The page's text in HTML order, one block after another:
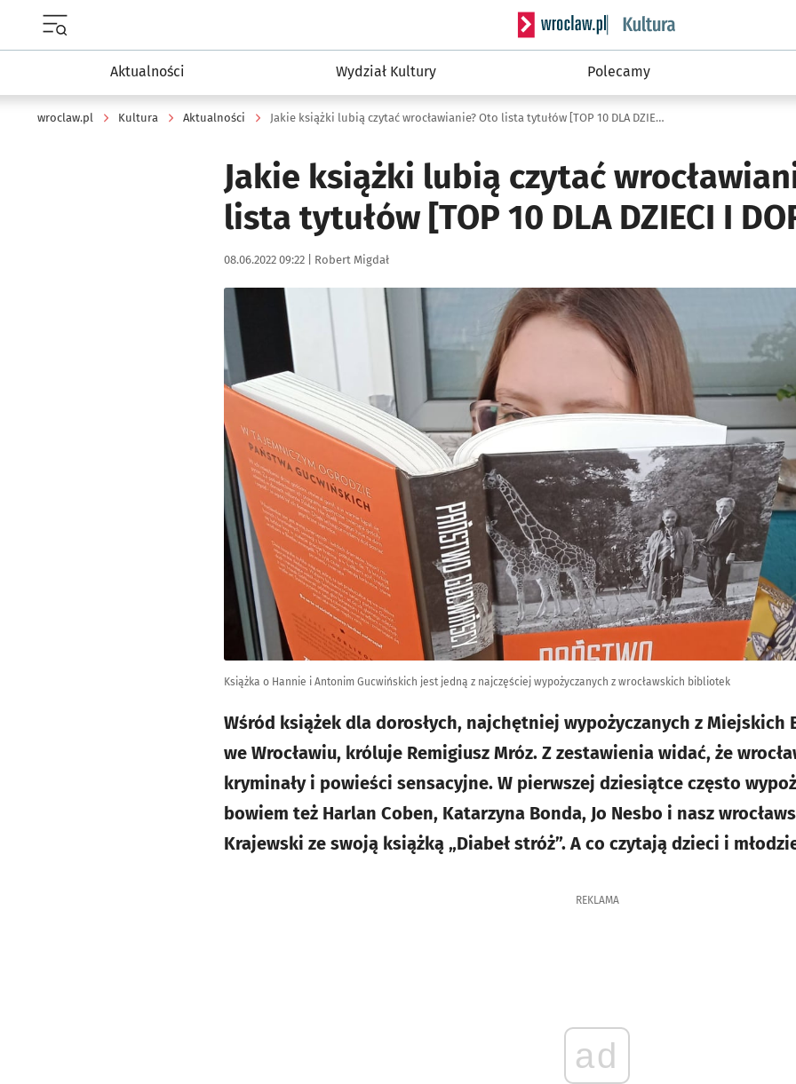
Serwis informacyjny wroclaw.pl podserwis:
Aktualności Wydział Kultury Polecamy
wroclaw.pl Kultura Aktualności Jakie książki lubią czytać wrocławianie? Oto lista tytułów [TOP 10 DLA DZIECI I DOROSŁYCH]
Jakie książki lubią czytać
lista tytułów [TOP 10 DLA DZIECI I
Data publikacji:
08.06.2022 09:22 | Autor:
Robert Migdał
Kliknij, aby zobaczyć galerię
Kliknij, aby powiększyć
Książka o Hannie i Antonim Gucwińskich jest jedną z najczęściej wypożyczanych z wrocławskich bibliotek
Wśród książek dla dorosłych, najchętniej wypożyczanych z Miejskich
we Wrocławiu, króluje Remigiusz Mróz. Z zestawienia widać, że
kryminały i powieści sensacyjne. W pierwszej dziesiątce często
bowiem też Harlan Coben, Katarzyna Bonda, Jo Nesbo i nasz
Krajewski ze swoją książką „Diabeł stróż”. A co czytają dzieci i
REKLAMA
ad